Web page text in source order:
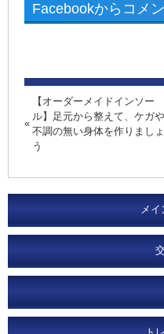
Facebookからコメ
【オーダーメイドインソー
ル】足元から整えて、ケガや
不調の無い身体を作りましょ
う
メイ